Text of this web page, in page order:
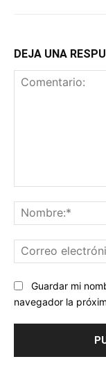
DEJA UNA
Guardar mi
navegador la